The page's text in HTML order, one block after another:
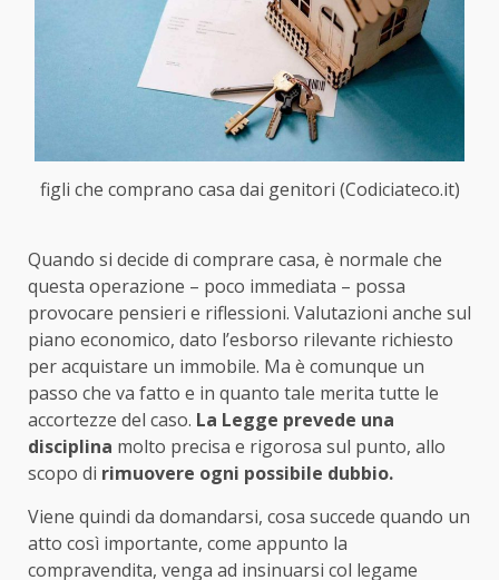
figli che comprano casa dai genitori (Codiciateco.it)
Quando si decide di comprare casa, è normale che
questa operazione – poco immediata – possa
provocare pensieri e riflessioni. Valutazioni anche sul
piano economico, dato l’esborso rilevante richiesto
per acquistare un immobile. Ma è comunque un
passo che va fatto e in quanto tale merita tutte le
accortezze del caso. La Legge prevede una
disciplina molto precisa e rigorosa sul punto, allo
scopo di rimuovere ogni possibile dubbio.
Viene quindi da domandarsi, cosa succede quando un
atto così importante, come appunto la
compravendita, venga ad insinuarsi col legame